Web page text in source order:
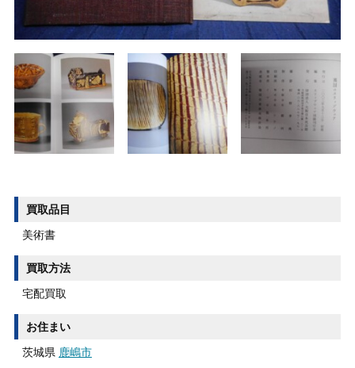
買取品目
美術書
買取方法
宅配買取
お住まい
茨城県 鹿嶋市